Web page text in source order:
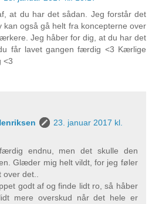
at du har det sådan. Jeg forstår det
kan også gå helt fra koncepterne over
Jeg håber for dig, at du har det
får lavet gangen færdig <3 Kærlige
<3
23. januar 2017 kl.
endnu, men det skulle den
Glæder mig helt vildt, for jeg føler
over det..
godt af og finde lidt ro, så håber
mere overskud når det hele er